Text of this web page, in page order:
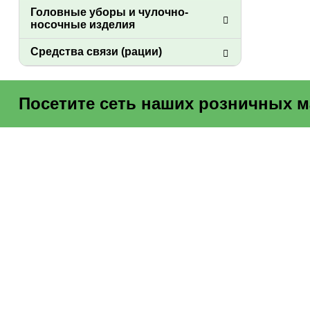
Головные уборы и чулочно-
носочные изделия
Средства связи (рации)
Посетите сеть наших розничных